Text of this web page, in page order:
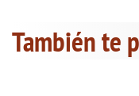
También te